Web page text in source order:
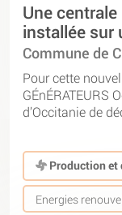
Une
installée sur
Commune de
Pour cette
GÉnÉRATEURS
d’Occitanie de
Production et
Energies